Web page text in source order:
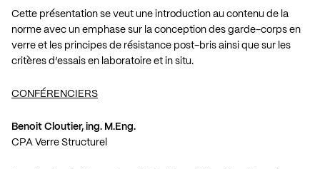
Cette présentation se veut une introduction au contenu de la
norme avec un emphase sur la conception des garde-corps en
verre et les principes de résistance post-bris ainsi que sur les
critères d’essais en laboratoire et in situ.
CONFÉRENCIERS
Benoit Cloutier, ing. M.Eng.
CPA Verre Structurel